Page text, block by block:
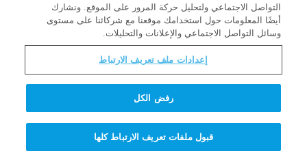
الجنود الخائفون يُغادرون
جدعون يقول للجنود الخائفين أن يعودوا إلى منازلهم.
التواصل الاجتماعي ولتحليل حركة المرور على الموقع. ونشارك
أيضًا المعلومات حول استخدامك موقعنا مع شركائنا على مستوى
وسائل التواصل الاجتماعي والإعلانات والتحليلات.
إعدادات ملف تعريف الارتباط
رفض الكل
قبول ملفات تعريف الارتباط كلها